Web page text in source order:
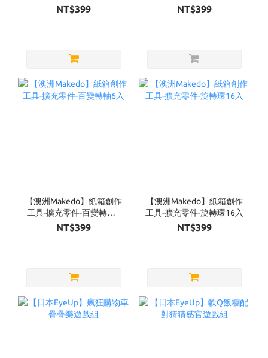
36入
NT$399
36入
NT$399
【澳洲Makedo】紙箱創作
工具-擴充零件-百變轉軸6
入
NT$399
【澳洲Makedo】紙箱創作
工具-擴充零件-旋轉環16入
NT$399